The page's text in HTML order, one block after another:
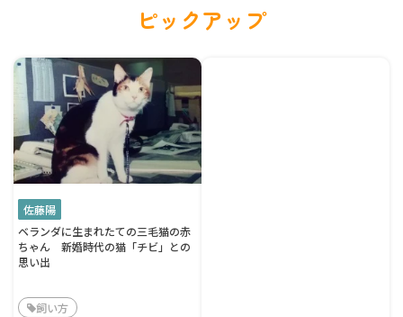
ピックアップ
佐藤陽
ベランダに生まれたての三毛猫の赤
ちゃん 新婚時代の猫「チビ」との
思い出
飼い方